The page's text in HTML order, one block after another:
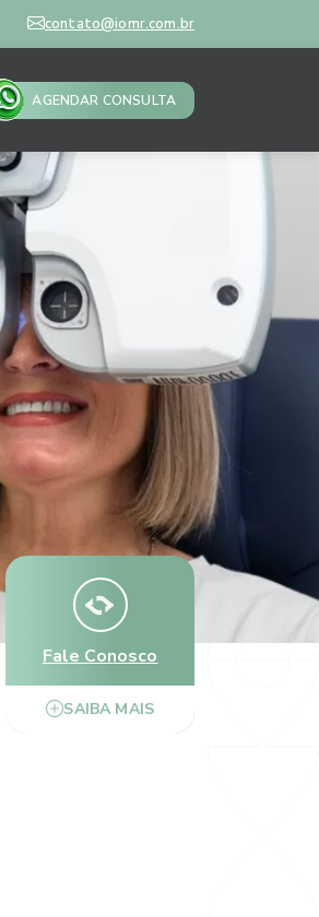
contato@iomr.com.br
AGENDAR CONSULTA
Fale Conosco
SAIBA MAIS